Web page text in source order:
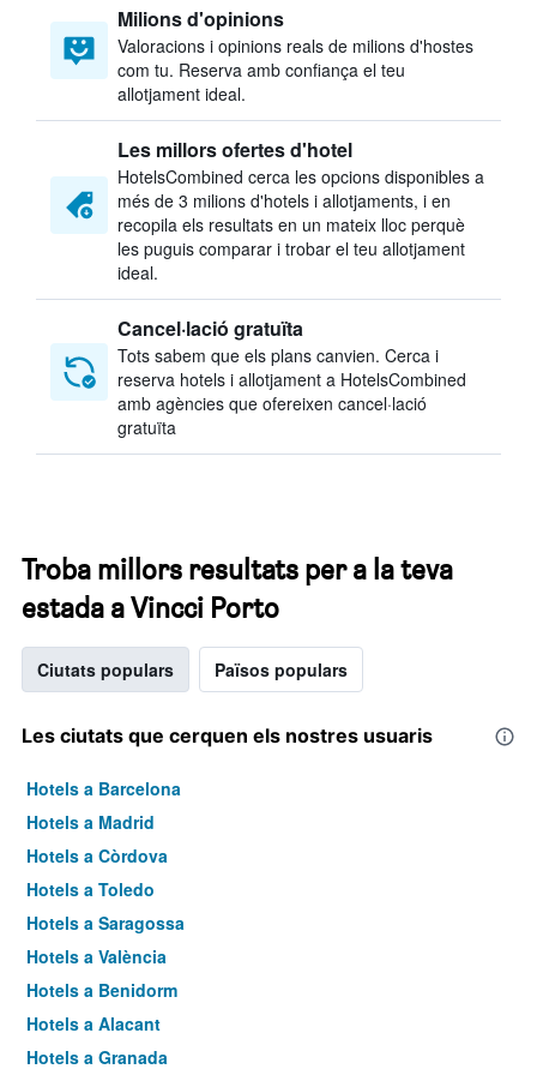
Milions d'opinions
Valoracions i opinions reals de milions d'hostes
com tu. Reserva amb confiança el teu
allotjament ideal.
Les millors ofertes d'hotel
HotelsCombined cerca les opcions disponibles a
més de 3 milions d'hotels i allotjaments, i en
recopila els resultats en un mateix lloc perquè
les puguis comparar i trobar el teu allotjament
ideal.
Cancel·lació gratuïta
Tots sabem que els plans canvien. Cerca i
reserva hotels i allotjament a HotelsCombined
amb agències que ofereixen cancel·lació
gratuïta
Troba millors resultats per a la teva
estada a Vincci Porto
Ciutats populars Països populars
Les ciutats que cerquen els nostres usuaris
Hotels a Barcelona
Hotels a Madrid
Hotels a Còrdova
Hotels a Toledo
Hotels a Saragossa
Hotels a València
Hotels a Benidorm
Hotels a Alacant
Hotels a Granada